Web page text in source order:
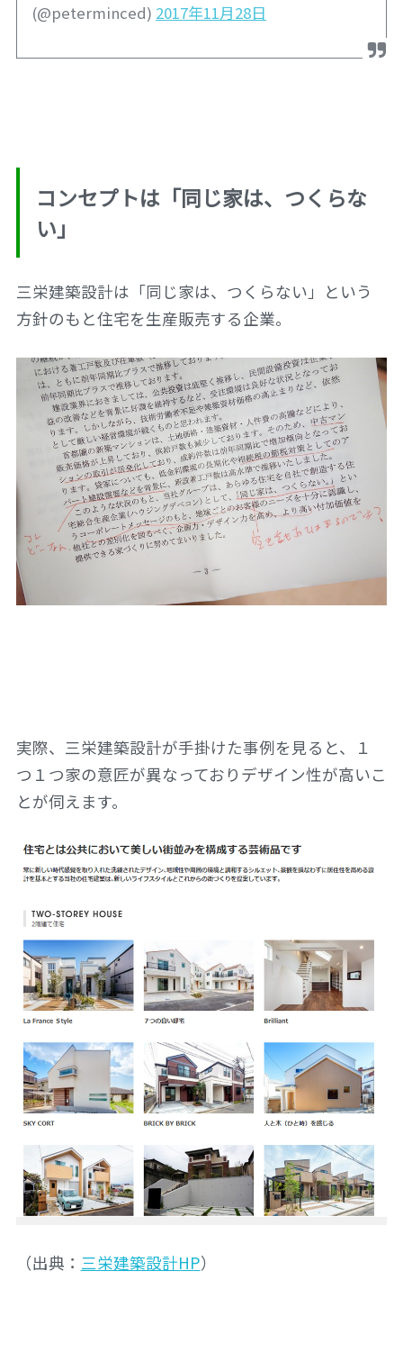
(@peterminced) 2017年11月28日
コンセプトは「同じ家は、つくらな
い」
三栄建築設計は「同じ家は、つくらない」という
方針のもと住宅を生産販売する企業。
実際、三栄建築設計が手掛けた事例を見ると、１
つ１つ家の意匠が異なっておりデザイン性が高いこ
とが伺えます。
（出典： 三栄建築設計HP）